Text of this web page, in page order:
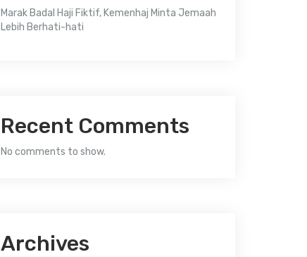
Marak Badal Haji Fiktif, Kemenhaj Minta Jemaah
Lebih Berhati-hati
Recent Comments
No comments to show.
Archives